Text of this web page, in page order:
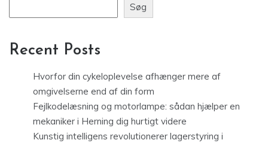
Søg
Recent Posts
Hvorfor din cykeloplevelse afhænger mere af
omgivelserne end af din form
Fejlkodelæsning og motorlampe: sådan hjælper en
mekaniker i Herning dig hurtigt videre
Kunstig intelligens revolutionerer lagerstyring i